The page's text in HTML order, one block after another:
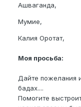
Ашваганда,
Мумие,
Калия Оротат,
Моя просьба:
Дайте пожелания
бадах....
Помогите